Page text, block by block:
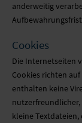
anderweitig
Cookies
Die Internetseiten
Cookies richten
enthalten keine
nutzerfreundlicher,
kleine